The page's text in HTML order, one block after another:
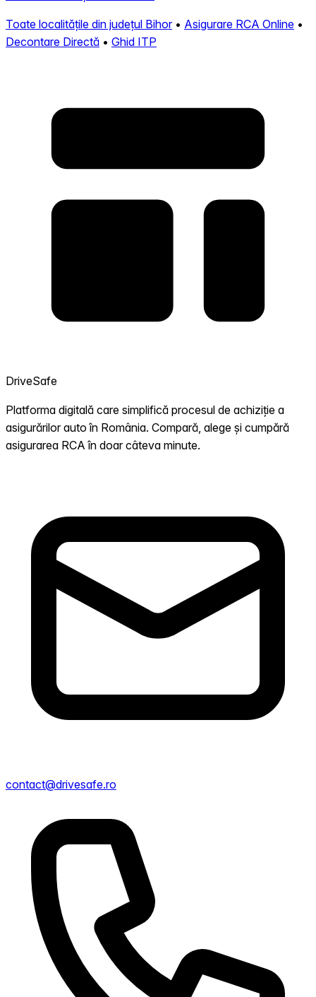
Toate localitățile din județul Bihor• Asigurare RCA Online •
Decontare Directă • Ghid ITP
DriveSafe
Platforma digitală care simplifică procesul de achiziție a
asigurărilor auto în România. Compară, alege și cumpără
asigurarea RCA în doar câteva minute.
contact@drivesafe.ro